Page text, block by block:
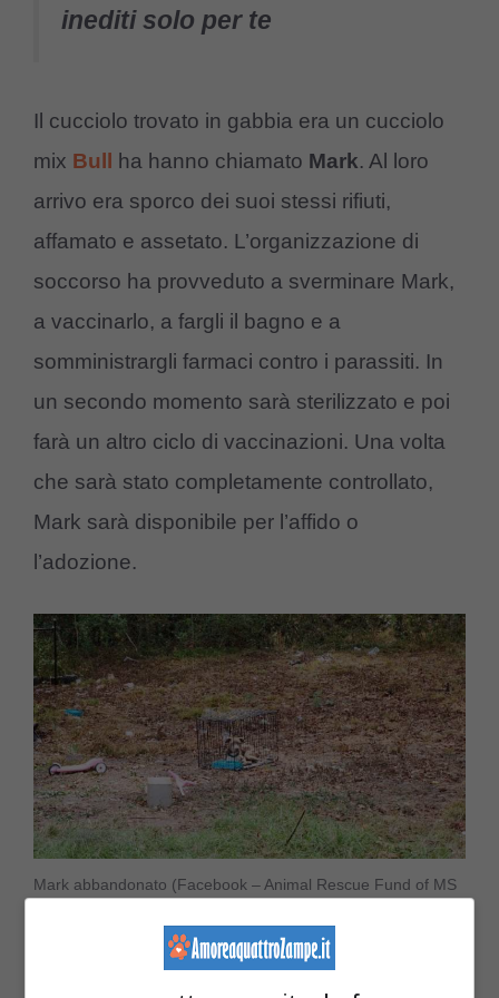
inediti solo per te
Il cucciolo trovato in gabbia era un cucciolo
mix Bull ha hanno chiamato Mark. Al loro
arrivo era sporco dei suoi stessi rifiuti,
affamato e assetato. L’organizzazione di
soccorso ha provveduto a sverminare Mark,
a vaccinarlo, a fargli il bagno e a
somministrargli farmaci contro i parassiti. In
un secondo momento sarà sterilizzato e poi
farà un altro ciclo di vaccinazioni. Una volta
che sarà stato completamente controllato,
Mark sarà disponibile per l’affido o
l’adozione.
Mark abbandonato (Facebook – Animal Rescue Fund of MS
(ARF)) – Amoreaquattrozampe.it